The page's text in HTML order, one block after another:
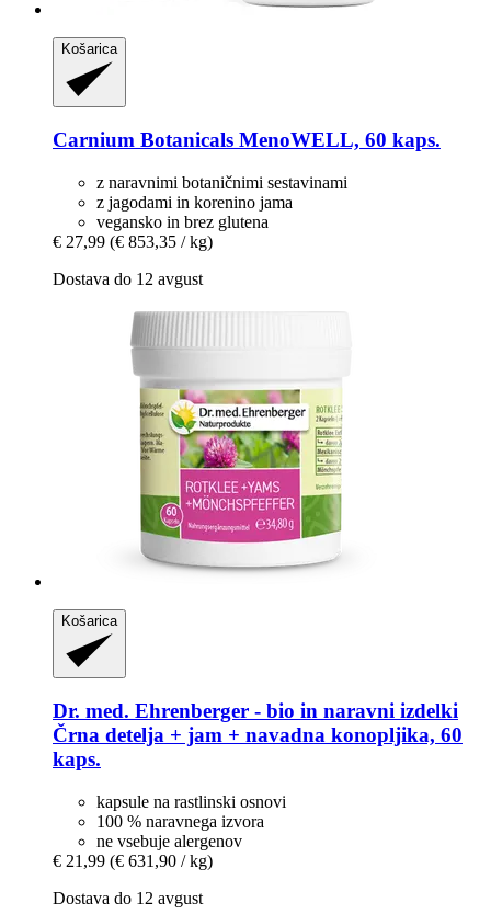
Košarica
Carnium Botanicals MenoWELL, 60 kaps.
z naravnimi botaničnimi sestavinami
z jagodami in korenino jama
vegansko in brez glutena
€ 27,99 (€ 853,35 / kg)
Dostava do 12 avgust
Košarica
Dr. med. Ehrenberger - bio in naravni izdelki
Črna detelja + jam + navadna konopljika, 60
kaps.
kapsule na rastlinski osnovi
100 % naravnega izvora
ne vsebuje alergenov
€ 21,99 (€ 631,90 / kg)
Dostava do 12 avgust